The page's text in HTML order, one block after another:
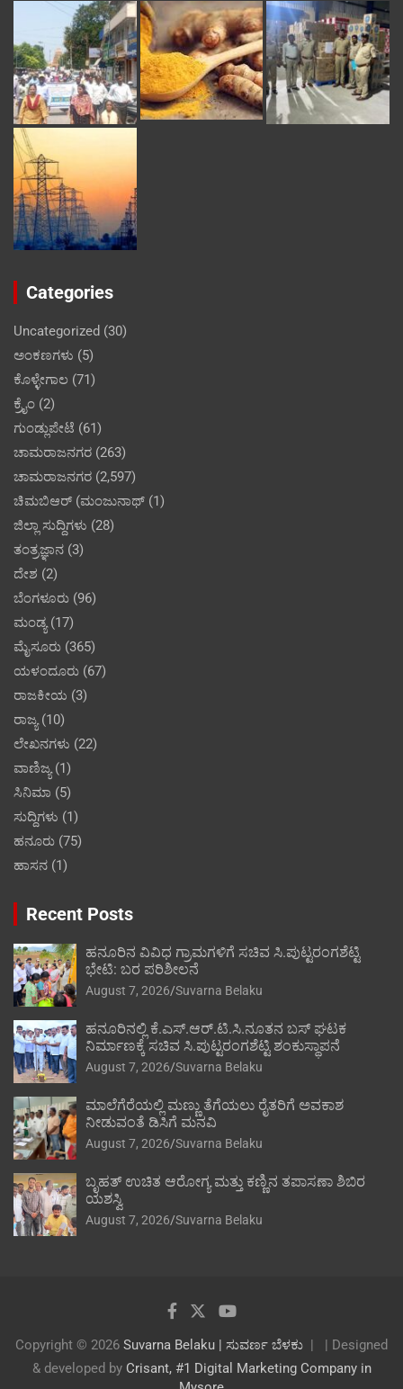
Categories
Uncategorized (30)
ಅಂಕಣಗಳು (5)
ಕೊಳ್ಳೇಗಾಲ (71)
ಕ್ರೈಂ (2)
ಗುಂಡ್ಲುಪೇಟೆ (61)
ಚಾಮರಾಜನಗರ (263)
ಚಾಮರಾಜನಗರ (2,597)
ಚಿಮಬಿಆರ್ (ಮಂಜುನಾಥ್ (1)
ಜಿಲ್ಲಾ ಸುದ್ದಿಗಳು (28)
ತಂತ್ರಜ್ಞಾನ (3)
ದೇಶ (2)
ಬೆಂಗಳೂರು (96)
ಮಂಡ್ಯ(17)
ಮೈಸೂರು (365)
ಯಳಂದೂರು (67)
ರಾಜಕೀಯ (3)
ರಾಜ್ಯ(10)
ಲೇಖನಗಳು (22)
ವಾಣಿಜ್ಯ(1)
ಸಿನಿಮಾ (5)
ಸುದ್ದಿಗಳು (1)
ಹನೂರು (75)
ಹಾಸನ (1)
Recent Posts
ಹನೂರಿನ ವಿವಿಧ ಗ್ರಾಮಗಳಿಗೆ ಸಚಿವ ಸಿ.ಪುಟ್ಟರಂಗಶೆಟ್ಟಿ
ಭೇಟಿ: ಬರ ಪರಿಶೀಲನೆ
August 7, 2026 Suvarna Belaku
ಹನೂರಿನಲ್ಲಿ ಕೆ.ಎಸ್.ಆರ್.ಟಿ.ಸಿ.ನೂತನ ಬಸ್ ಘಟಕ
ನಿರ್ಮಾಣಕ್ಕೆ ಸಚಿವ ಸಿ.ಪುಟ್ಟರಂಗಶೆಟ್ಟಿ ಶಂಕುಸ್ಥಾಪನೆ
August 7, 2026 Suvarna Belaku
ಮಾಲೆಗೆರೆಯಲ್ಲಿ ಮಣ್ಣು ತೆಗೆಯಲು ರೈತರಿಗೆ ಅವಕಾಶ
ನೀಡುವಂತೆ ಡಿಸಿಗೆ ಮನವಿ
August 7, 2026 Suvarna Belaku
ಬೃಹತ್ ಉಚಿತ ಆರೋಗ್ಯ ಮತ್ತು ಕಣ್ಣಿನ ತಪಾಸಣಾ ಶಿಬಿರ
ಯಶಸ್ವಿ
August 7, 2026 Suvarna Belaku
Copyright © 2026 Suvarna Belaku | ಸುವರ್ಣ ಬೆಳಕು
| Designed
& developed by Crisant, #1 Digital Marketing Company in